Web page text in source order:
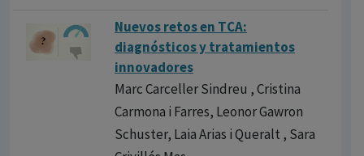
Nuevos retos en TCA:
diagnósticos y tratamientos
innovadores
Marc Carceller Sindreu , Cristina
Carmona i Farres, Leonor Gawron
Schuster, Laia Arias i Queralt , Sara